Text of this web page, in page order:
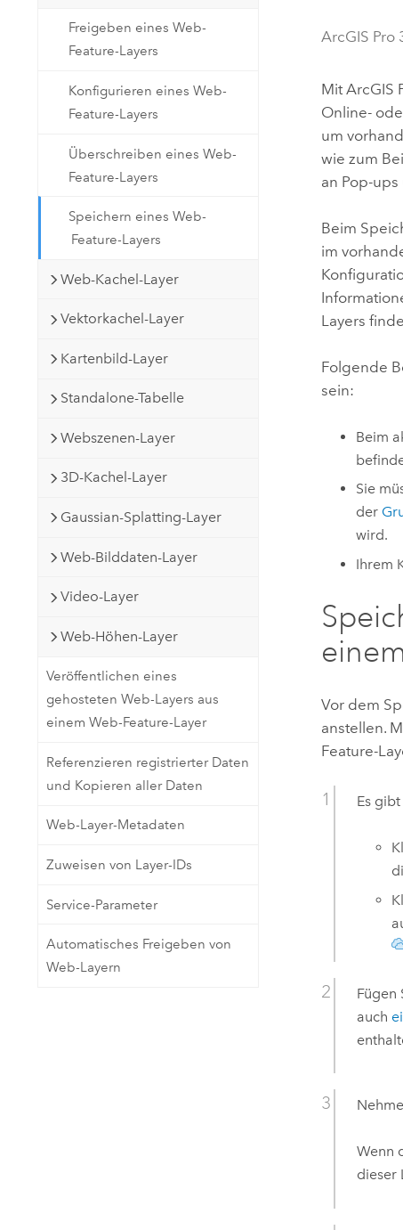
Developer-Technologie
Erstellen Sie Anwendungen für
räumliche Analyse
Alle Produkte
Freigeben eines Web-
Feature-Layers
Konfigurieren eines Web-
Feature-Layers
Überschreiben eines Web-
Feature-Layers
Speichern eines Web-
Feature-Layers
Web-Kachel-Layer
Vektorkachel-Layer
Kartenbild-Layer
Standalone-Tabelle
Webszenen-Layer
3D-Kachel-Layer
Gaussian-Splatting-Layer
Web-Bilddaten-Layer
Video-Layer
Web-Höhen-Layer
Veröffentlichen eines
gehosteten Web-Layers aus
einem Web-Feature-Layer
Referenzieren registrierter Daten
und Kopieren aller Daten
Web-Layer-Metadaten
Zuweisen von Layer-IDs
Service-Parameter
Automatisches Freigeben von
Web-Layern
ArcGIS Pro
MitArcGIS
Online-
um
wie zum
an Pop-
Beim
im
Layers
Folgende
sein:
Beim
Sie
der
wird.
Ihrem
Vor dem
anstellen.
Feature-
Es
Fügen
auch
Wenn
dieser